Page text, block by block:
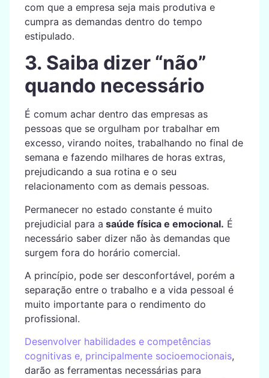
com que a empresa seja mais produtiva e
cumpra as demandas dentro do tempo
estipulado.
3. Saiba dizer “não”
quando necessário
É comum achar dentro das empresas as
pessoas que se orgulham por trabalhar em
excesso, virando noites, trabalhando no final de
semana e fazendo milhares de horas extras,
prejudicando a sua rotina e o seu
relacionamento com as demais pessoas.
Permanecer no estado constante é muito
prejudicial para a saúde física e emocional. É
necessário saber dizer não às demandas que
surgem fora do horário comercial.
A princípio, pode ser desconfortável, porém a
separação entre o trabalho e a vida pessoal é
muito importante para o rendimento do
profissional.
Desenvolver habilidades e competências
cognitivas e, principalmente socioemocionais,
darão as ferramentas necessárias para